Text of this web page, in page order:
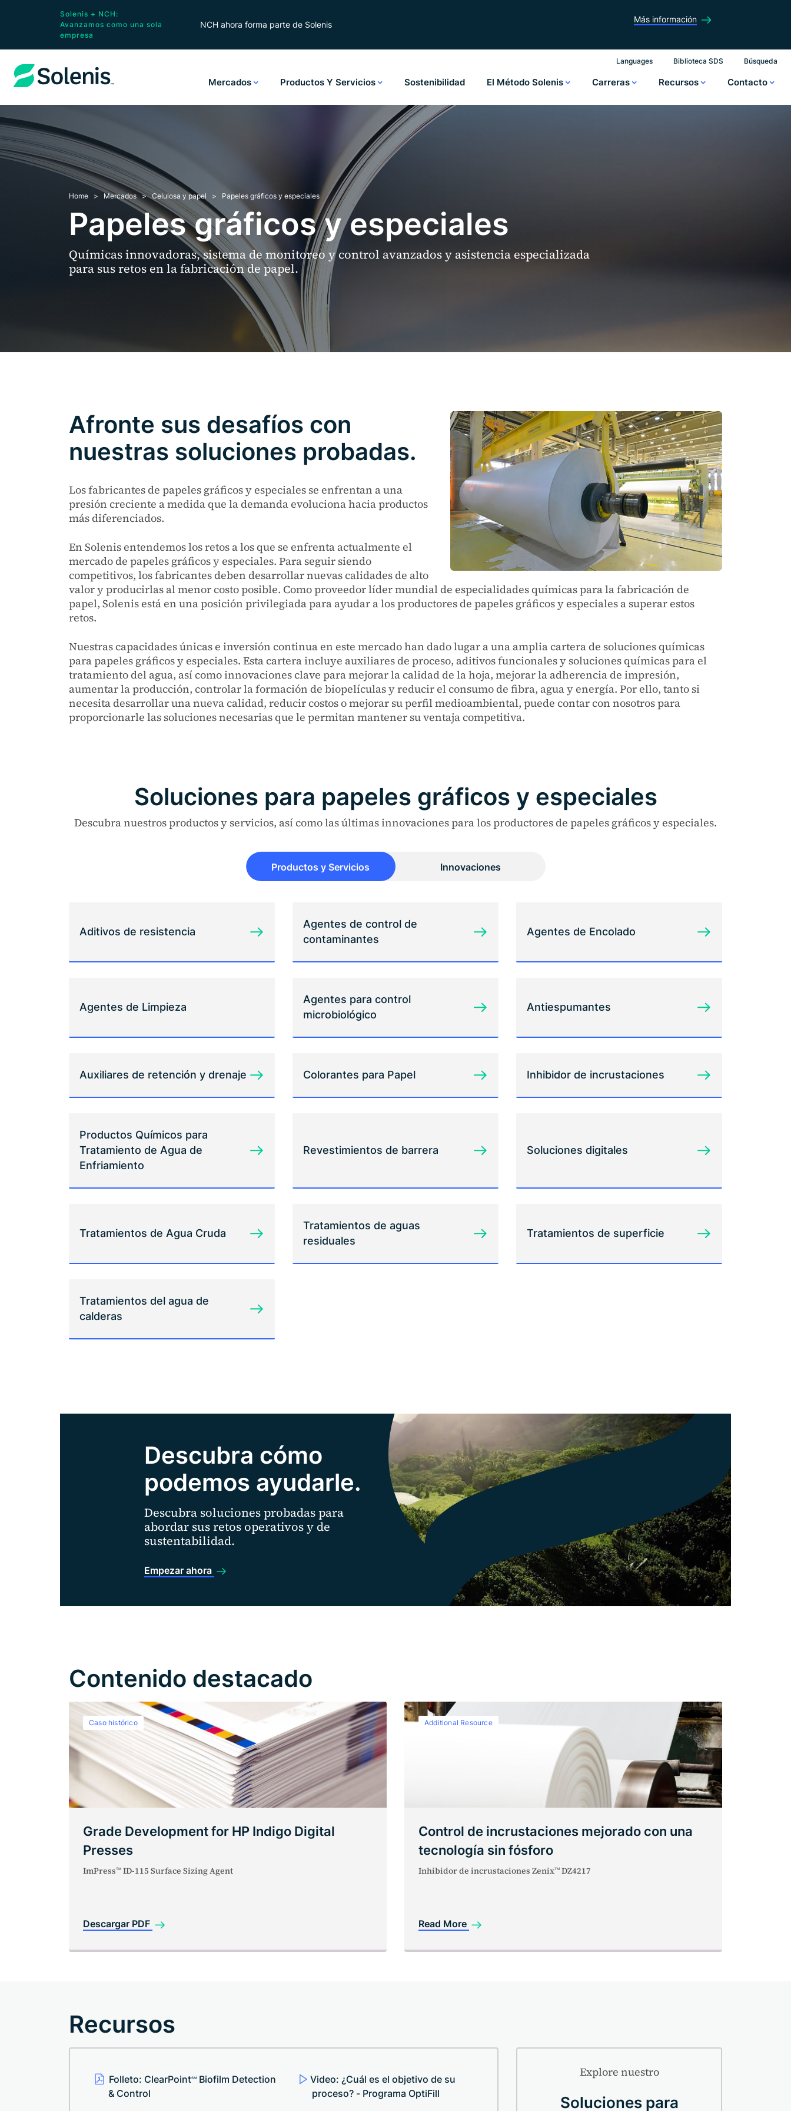
Solenis + NCH:
Avanzamos como una sola
empresa
NCH ahora forma parte de Solenis
Más información
Languages Biblioteca SDS Búsqueda
Mercados Productos Y Servicios Sostenibilidad El Método Solenis Carreras Recursos Contacto
Home Mercados Celulosa y papel Papeles gráficos y especiales
Papeles gráficos y especiales
Químicas innovadoras, sistema de monitoreo y control avanzados y asistencia especializada
para sus retos en la fabricación de papel.
Afronte sus desafíos con
nuestras soluciones probadas.
Los fabricantes de papeles gráficos y especiales se enfrentan a una
presión creciente a medida que la demanda evoluciona hacia productos
más diferenciados.
En Solenis entendemos los retos a los que se enfrenta actualmente el
mercado de papeles gráficos y especiales. Para seguir siendo
competitivos, los fabricantes deben desarrollar nuevas calidades de alto
valor y producirlas al menor costo posible. Como proveedor líder mundial de especialidades químicas para la fabricación de
papel, Solenis está en una posición privilegiada para ayudar a los productores de papeles gráficos y especiales a superar estos
retos.
Nuestras capacidades únicas e inversión continua en este mercado han dado lugar a una amplia cartera de soluciones químicas
para papeles gráficos y especiales. Esta cartera incluye auxiliares de proceso, aditivos funcionales y soluciones químicas para el
tratamiento del agua, así como innovaciones clave para mejorar la calidad de la hoja, mejorar la adherencia de impresión,
aumentar la producción, controlar la formación de biopelículas y reducir el consumo de fibra, agua y energía. Por ello, tanto si
necesita desarrollar una nueva calidad, reducir costos o mejorar su perfil medioambiental, puede contar con nosotros para
proporcionarle las soluciones necesarias que le permitan mantener su ventaja competitiva.
Soluciones para papeles gráficos y especiales
Descubra nuestros productos y servicios, así como las últimas innovaciones para los productores de papeles gráficos y especiales.
Productos y Servicios Innovaciones
Aditivos de resistencia
Agentes de control de
contaminantes
Agentes de Encolado
Agentes de Limpieza
Agentes para control
microbiológico
Antiespumantes
Auxiliares de retención y drenaje Colorantes para Papel Inhibidor de incrustaciones
Productos Químicos para
Tratamiento de Agua de
Enfriamiento
Revestimientos de barrera Soluciones digitales
Tratamientos de Agua Cruda
Tratamientos de aguas
residuales
Tratamientos de superficie
Tratamientos del agua de
calderas
Descubra cómo
podemos ayudarle.
Descubra soluciones probadas para
abordar sus retos operativos y de
sustentabilidad.
Empezar ahora
Contenido destacado
Caso histórico
Grade Development for HP Indigo Digital
Presses
ImPressTM ID-115 Surface Sizing Agent
Descargar PDF
Additional Resource
Control de incrustaciones mejorado con una
tecnología sin fósforo
Inhibidor de incrustaciones ZenixTM DZ4217
Read More
Recursos
Folleto: ClearPointSM
Biofilm Detection
& Control
Video: ¿Cuál es el objetivo de su
proceso? - Programa OptiFill
Explore nuestro
Soluciones para